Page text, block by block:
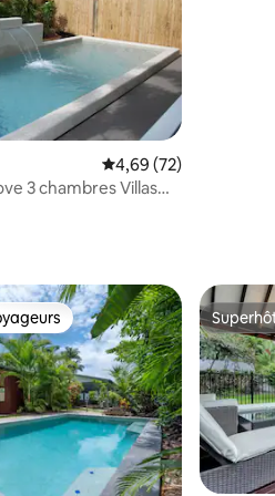
Évaluation moyenne
4,69 (72)
3 chambres Villas